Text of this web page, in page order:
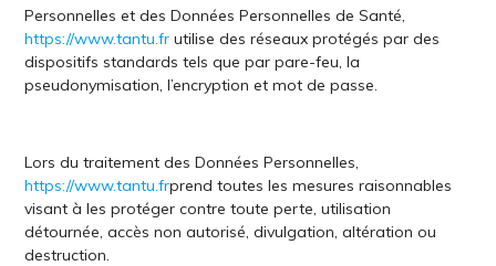
Personnelles et des Données Personnelles de Santé,
https://www.tantu.fr utilise des réseaux protégés par des
dispositifs standards tels que par pare-feu, la
pseudonymisation, l’encryption et mot de passe.
Lors du traitement des Données Personnelles,
https://www.tantu.frprend toutes les mesures raisonnables
visant à les protéger contre toute perte, utilisation
détournée, accès non autorisé, divulgation, altération ou
destruction.